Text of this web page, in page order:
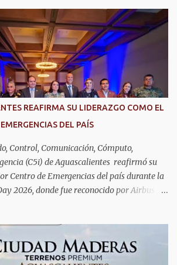
la prevención, el diagnóstico y tratamiento
comunes en las personas mayores de 60
hipertensión, deterioro cognitivo y
padecimientos. "Nuestros adultos mayores
familias y merecen todo nuestro respeto,
por eso, en el DIF Estatal impulsamos
a cuidar su salud y a vivir esta etapa con
Para acceder al servicio, las y los
a la Dirección de Servi...
REAFIRMA SU LIDERAZGO COMO EL
DEL PAÍS
Control, Comunicación, Cómputo,
(C5i) de Aguascalientes reafirmó su
Centro de Emergencias del país durante la
2026, donde fue reconocido por Airbus
atención de emergencias. Este encuentro
nacionales e internacionales y
de seguridad para intercambiar